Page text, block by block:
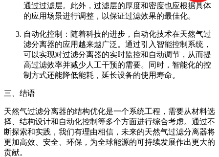
通过过滤层。此外，过滤层的厚度和密度也应根据具体
的应用场景进行调整，以保证过滤效果的最佳化。
自动化控制：随着科技的进步，自动化技术在天然气过
滤分离器的应用越来越广泛。通过引入智能控制系统，
可以实现对过滤分离器的实时监控和自动调节，从而提
高过滤效率并减少人工干预的需要。同时，智能化的控
制方式还能降低能耗，延长设备的使用寿命。
三、结语
天然气过滤分离器的结构优化是一个系统工程，需要从材料选
择、结构设计和自动化控制等多个方面进行综合考虑。通过不
断探索和实践，我们有理由相信，未来的天然气过滤分离器将
更加高效、安全、环保，为全球能源的可持续发展作出更大的
贡献。